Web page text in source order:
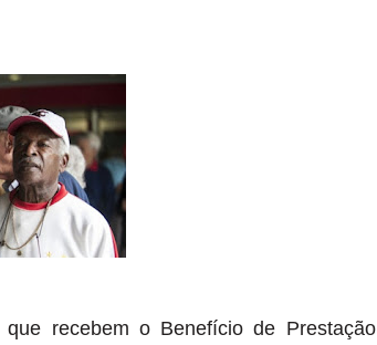
recebem o Benefício de Prestação